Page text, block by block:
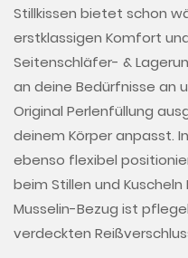
Stillkissen bietet schon
erstklassigen Komfort
Seitenschläfer- &
an deine Bedürfnisse an
Original Perlenfüllung
deinem Körper anpasst.
ebenso flexibel
beim Stillen und
Musselin-Bezug ist
verdeckten